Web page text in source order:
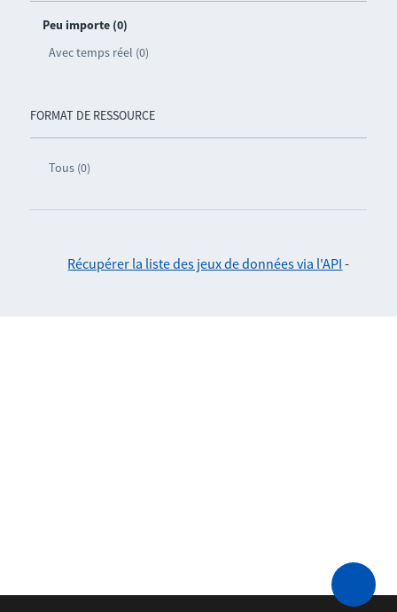
Peu importe (0)
Avec temps réel (0)
FORMAT DE RESSOURCE
Tous (0)
Récupérer la liste des jeux de données via l'API -